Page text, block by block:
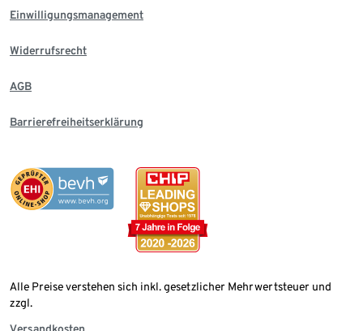
Einwilligungsmanagement
Widerrufsrecht
AGB
Barrierefreiheitserklärung
Alle Preise verstehen sich inkl. gesetzlicher Mehrwertsteuer und
zzgl.